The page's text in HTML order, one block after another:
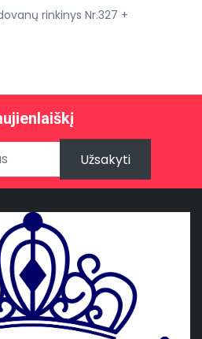
rinkinys Nr.327 +
Užsakyti